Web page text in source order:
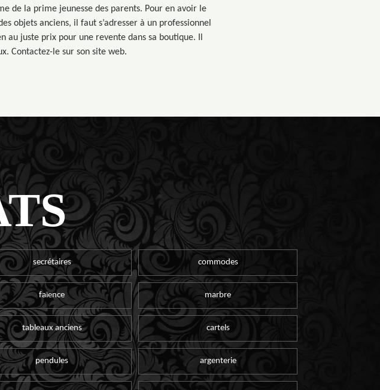
de la prime jeunesse des parents. Pour en avoir le
objets anciens, il faut s’adresser à un professionnel
juste prix pour une revente dans sa boutique. Il
Contactez-le sur son site web.
secrétaires commodes
faïence marbre
tableaux anciens cartels
pendules argenterie